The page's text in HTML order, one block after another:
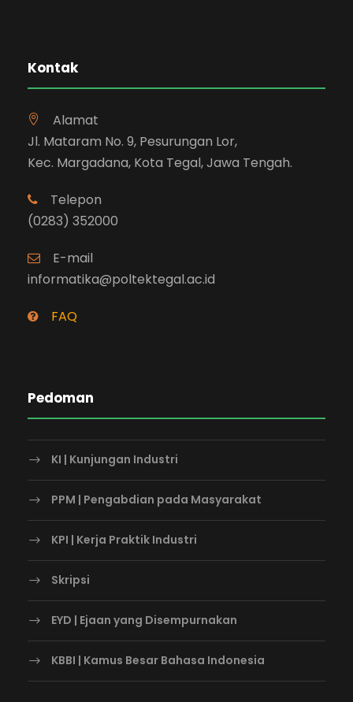
Kontak
Alamat
Jl. Mataram No. 9, Pesurungan Lor,
Kec. Margadana, Kota Tegal, Jawa Tengah.
Telepon
(0283) 352000
E-mail
informatika@poltektegal.ac.id
FAQ
Pedoman
KI | Kunjungan Industri
PPM | Pengabdian pada Masyarakat
KPI | Kerja Praktik Industri
Skripsi
EYD | Ejaan yang Disempurnakan
KBBI | Kamus Besar Bahasa Indonesia